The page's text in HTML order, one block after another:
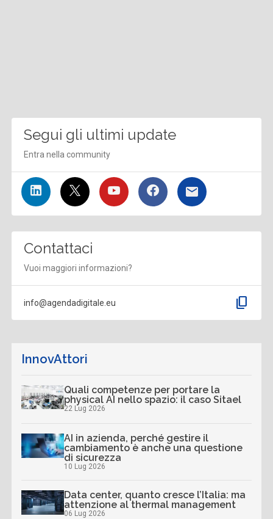
Segui gli ultimi update
Entra nella community
Contattaci
Vuoi maggiori informazioni?
info@agendadigitale.eu content_copy
InnovAttori
Quali competenze per portare la
physical AI nello spazio: il caso Sitael
22 Lug 2026
AI in azienda, perché gestire il
cambiamento è anche una questione
di sicurezza
10 Lug 2026
Data center, quanto cresce l’Italia: ma
attenzione al thermal management
06 Lug 2026